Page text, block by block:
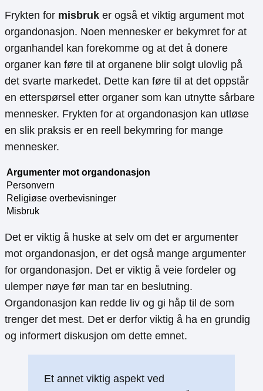
Frykten for misbruk er også et viktig argument mot
organdonasjon. Noen mennesker er bekymret for at
organhandel kan forekomme og at det å donere
organer kan føre til at organene blir solgt ulovlig på
det svarte markedet. Dette kan føre til at det oppstår
en etterspørsel etter organer som kan utnytte sårbare
mennesker. Frykten for at organdonasjon kan utløse
en slik praksis er en reell bekymring for mange
mennesker.
Argumenter mot organdonasjon
Personvern
Religiøse overbevisninger
Misbruk
Det er viktig å huske at selv om det er argumenter
mot organdonasjon, er det også mange argumenter
for organdonasjon. Det er viktig å veie fordeler og
ulemper nøye før man tar en beslutning.
Organdonasjon kan redde liv og gi håp til de som
trenger det mest. Det er derfor viktig å ha en grundig
og informert diskusjon om dette emnet.
Et annet viktig aspekt ved